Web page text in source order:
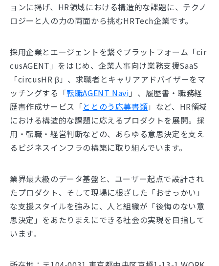
ョンに掲げ、HR領域における構造的な課題に、テクノ
ロジーと人の力の両面から挑むHRTech企業です。
採用企業とエージェントを繋ぐプラットフォーム「cir
cusAGENT」をはじめ、企業人事向け業務支援SaaS
「circusHR β」、求職者とキャリアアドバイザーをマ
ッチングする「転職AGENT Navi 」、履歴書・職務経
歴書作成サービス「ととのう応募書類」など、HR領域
における構造的な課題に応えるプロダクトを展開。採
用・転職・経営判断などの、あらゆる意思決定を支え
るビジネスインフラの構築に取り組んでいます。
業界最大級のデータ基盤と、ユーザー起点で設計され
たプロダクト、そして現場に根ざした「おせっかい」
な支援スタイルを強みに、人と組織が「後悔のない意
思決定」をあたりまえにできる社会の実現を目指して
います。